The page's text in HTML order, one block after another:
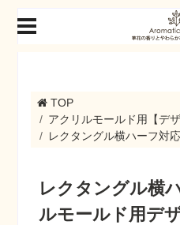
TOP
アクリルモールド用【デ
レクタングル横ハーフ対
レクタングル横
ルモールド用デ